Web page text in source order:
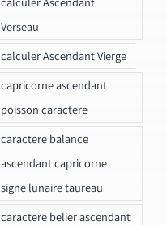
Verseau
calculer Ascendant Vierge
capricorne ascendant
poisson caractere
caractere balance
ascendant capricorne
signe lunaire taureau
caractere belier ascendant